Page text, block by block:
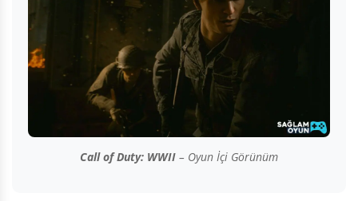
Call of Duty: WWII – Oyun İçi Görünüm